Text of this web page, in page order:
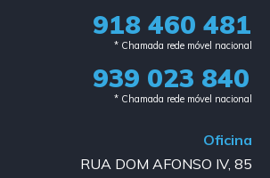
918 460 481
* Chamada rede móvel nacional
939 023 840​
* Chamada rede móvel nacional
Oficina
RUA DOM AFONSO IV, 85